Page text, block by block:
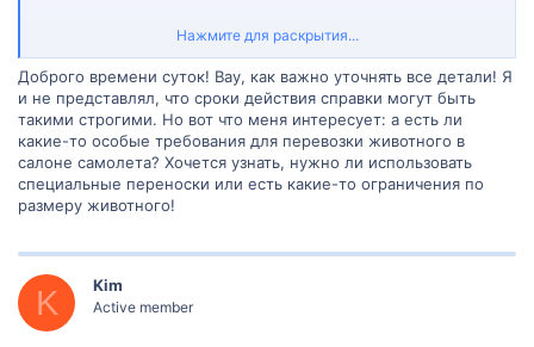
В некоторых случаях справка может быть действительной в
течение определенного периода времени после выдачи
конкретной страны и авиакомпании.
Таким образом, я рекомендую вам:
Связаться с авиакомпанией
: Уточните правила и
требования авиакомпании, с которой вы планируете
лететь, относительно срока действия справки и
справки в пятницу.
ветеринарным врачом о том, насколько долго будет
действительна справка и возможность вылета в
Нажмите для раскрытия...
Доброго времени суток! Вау, как важно уточнять все детали! Я
и не представлял, что сроки действия справки могут быть
такими строгими. Но вот что меня интересует: а есть ли
какие-то особые требования для перевозки животного в
салоне самолета? Хочется узнать, нужно ли использовать
специальные переноски или есть какие-то ограничения по
размеру животного!
K Kim
Active member